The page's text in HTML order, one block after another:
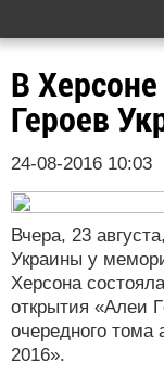
В
Героев
24-08-2016 10:03
Вчера, 23
Украины у
Херсона
открытия «Aлeи
очередного тома
2016».